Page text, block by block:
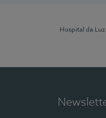
Hospital da Luz